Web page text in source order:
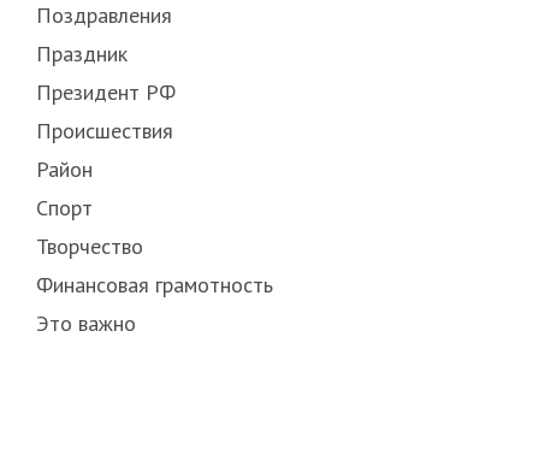
Поздравления
Праздник
Президент РФ
Происшествия
Район
Спорт
Творчество
Финансовая грамотность
Это важно